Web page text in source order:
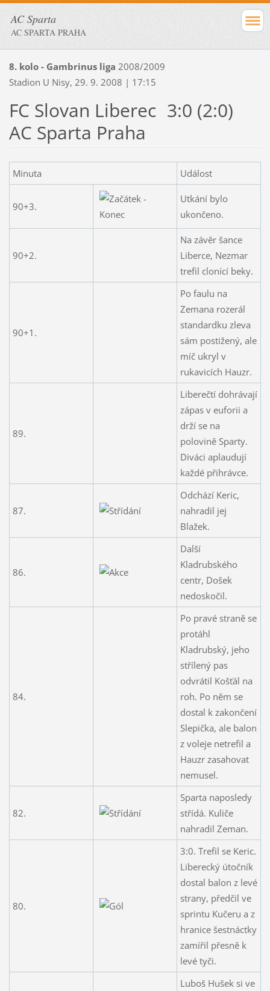
AC Sparta
AC SPARTA PRAHA
8. kolo - Gambrinus liga 2008/2009
Stadion U Nisy, 29. 9. 2008 | 17:15
FC Slovan Liberec 3:0 (2:0)
AC Sparta Praha
Minuta Událost
90+3.
Utkání bylo
ukončeno.
90+2.
Na závěr šance
Liberce, Nezmar
trefil clonící beky.
90+1.
Po faulu na
Zemana rozerál
standardku zleva
sám postižený, ale
míč ukryl v
rukavicích Hauzr.
89.
Liberečtí dohrávají
zápas v euforii a
drží se na
polovině Sparty.
Diváci aplaudují
každé přihrávce.
87.
Odchází Keric,
nahradil jej
Blažek.
86.
Další
Kladrubského
centr, Došek
nedoskočil.
84.
Po pravé straně se
protáhl
Kladrubský, jeho
střílený pas
odvrátil Košťál na
roh. Po něm se
dostal k zakončení
Slepička, ale balon
z voleje netrefil a
Hauzr zasahovat
nemusel.
82.
Sparta naposledy
střídá. Kuliče
nahradil Zeman.
80.
3:0. Trefil se Keric.
Liberecký útočník
dostal balon z levé
strany, předčil ve
sprintu Kučeru a z
hranice šestnáctky
zamířil přesně k
levé tyči.
Luboš Hušek si ve